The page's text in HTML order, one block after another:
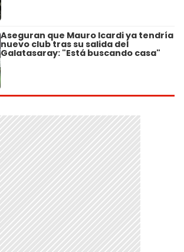
Aseguran que Mauro Icardi ya tendría
nuevo club tras su salida del
Galatasaray: "Está buscando casa"